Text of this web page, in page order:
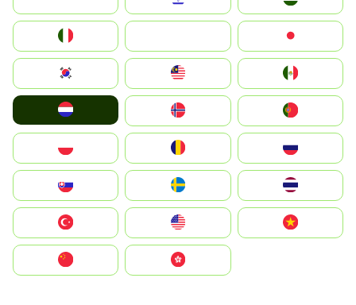
South Korea
United States
中國香港特別行政區